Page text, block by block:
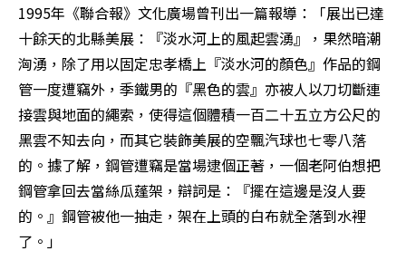
1995年《聯合報》文化廣場曾刊出一篇報導：「展出已達
十餘天的北縣美展：『淡水河上的風起雲湧』，果然暗潮
洶湧，除了用以固定忠孝橋上『淡水河的顏色』作品的鋼
管一度遭竊外，季鐵男的『黑色的雲』亦被人以刀切斷連
接雲與地面的繩索，使得這個體積一百二十五立方公尺的
黑雲不知去向，而其它裝飾美展的空飄汽球也七零八落
的。據了解，鋼管遭竊是當場逮個正著，一個老阿伯想把
鋼管拿回去當絲瓜蓬架，辯詞是：『擺在這邊是沒人要
的。』鋼管被他一抽走，架在上頭的白布就全落到水裡
了。」